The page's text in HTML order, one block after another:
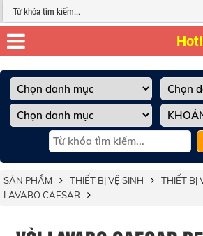
SẢN PHẨM THIẾT BỊ VỆ SINH THIẾT BỊ
LAVABO CAESAR